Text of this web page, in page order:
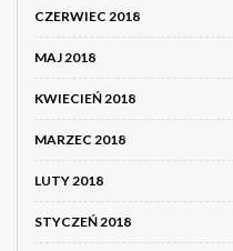
CZERWIEC 2018
MAJ 2018
KWIECIEŃ 2018
MARZEC 2018
LUTY 2018
STYCZEŃ 2018